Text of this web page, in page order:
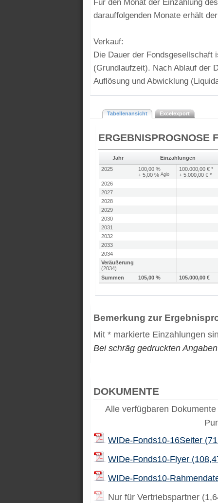
Für den Monat der Einzahlung
darauffolgenden Monate erhält
Verkauf:
Die Dauer der Fondsgesellschaft
(Grundlaufzeit). Nach Ablauf der
Auflösung und Abwicklung
Tabellenansicht Excelexport
ERGEBNISPROGNOSE
Jahr
Einzahlungen
2025
100,00 %
+ 5,00 %Agio
100.000,00 € *
+ 5.000,00 € *
2026
2027
2028
2029
2030
2031
2032
2033
2034
Veräußerung
(2034)
Summen
105,00 % 105.000,00 €
Bemerkung zur
Mit * markierte Einzahlungen
Bei schräg gedruckten
DOKUMENTE
Alle verfügbaren
WIDe-Fonds10-16Seiter
WIDe-Fonds10-Flyer
WIDe-Fonds10-
Nur für Vertriebspartner